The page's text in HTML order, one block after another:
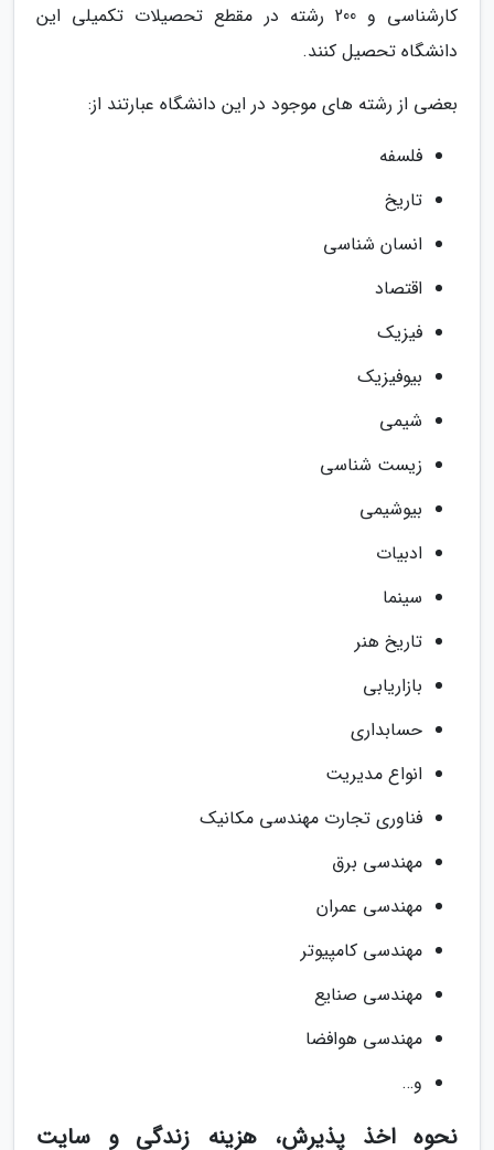
کارشناسی و 200 رشته در مقطع تحصیلات تکمیلی این
دانشگاه تحصیل کنند.
بعضی از رشته های موجود در این دانشگاه عبارتند از:
فلسفه
تاریخ
انسان شناسی
اقتصاد
فیزیک
بیوفیزیک
شیمی
زیست شناسی
بیوشیمی
ادبیات
سینما
تاریخ هنر
بازاریابی
حسابداری
انواع مدیریت
فناوری تجارت مهندسی مکانیک
مهندسی برق
مهندسی عمران
مهندسی کامپیوتر
مهندسی صنایع
مهندسی هوافضا
و…
نحوه اخذ پذیرش، هزینه زندگی و سایت